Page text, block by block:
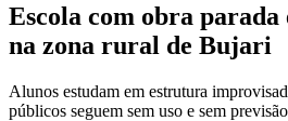
Escola com obra parada
na zona rural de Bujari
Alunos estudam em estrutura
públicos seguem sem uso e sem